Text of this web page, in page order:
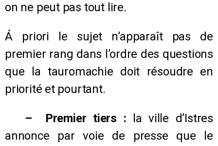
on ne peut pas tout lire.
Á priori le sujet n’apparaît pas de
premier rang dans l’ordre des questions
que la tauromachie doit résoudre en
priorité et pourtant.
– Premier tiers : la ville d’Istres
annonce par voie de presse que le